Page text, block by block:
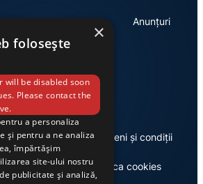
Anunțuri
Termeni și condiții
Politica cookies
×
folosește
will be disabled soon
Please contact the
a personaliza
și pentru a ne analiza
împărtășim
site-ului nostru
publicitate și analiză,